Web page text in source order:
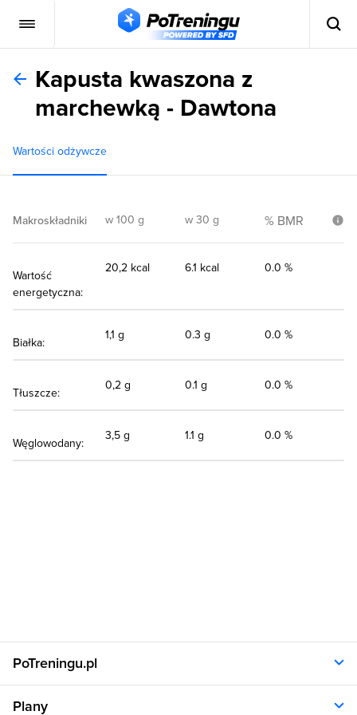
Kapusta kwaszona z
marchewką - Dawtona
Wartości odżywcze
Makroskładniki w 100 g w 30 g % BMR
Wartość
energetyczna:
20,2 kcal 6.1 kcal 0.0 %
Białka:
1,1 g 0.3 g 0.0 %
Tłuszcze:
0,2 g 0.1 g 0.0 %
Węglowodany:
3,5 g 1.1 g 0.0 %
PoTreningu.pl
Plany